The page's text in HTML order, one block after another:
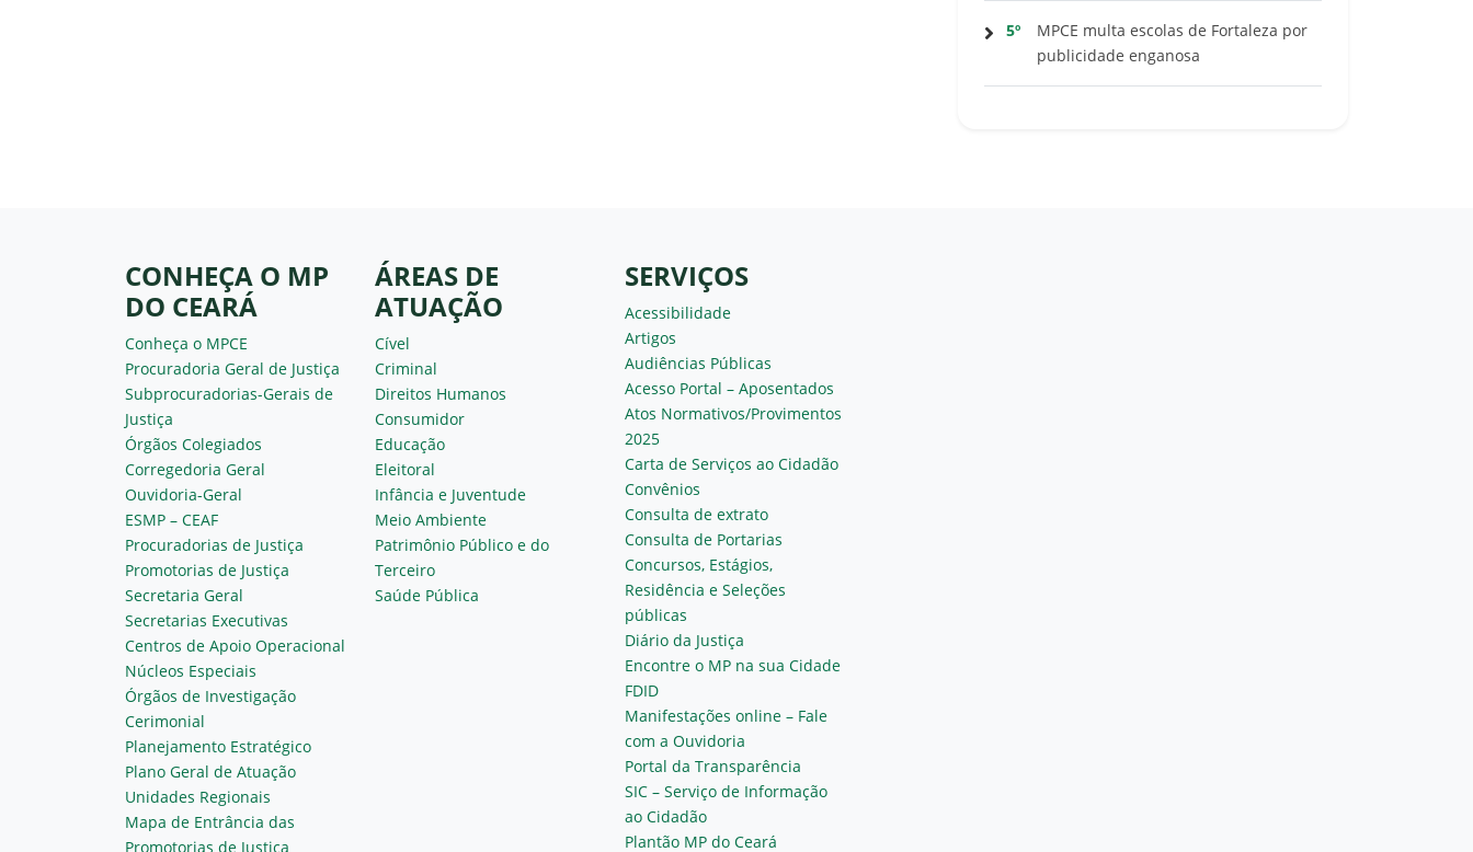
5º
MPCE multa escolas de Fortaleza por
publicidade enganosa
CONHEÇA O MP
DO CEARÁ
Conheça o MPCE
Procuradoria Geral de Justiça
Subprocuradorias-Gerais de
Justiça
Órgãos Colegiados
Corregedoria Geral
Ouvidoria-Geral
ESMP – CEAF
Procuradorias de Justiça
Promotorias de Justiça
Secretaria Geral
Secretarias Executivas
Centros de Apoio Operacional
Núcleos Especiais
Órgãos de Investigação
Cerimonial
Planejamento Estratégico
Plano Geral de Atuação
Unidades Regionais
Mapa de Entrância das
Promotorias de Justiça
ÁREAS DE
ATUAÇÃO
Cível
Criminal
Direitos Humanos
Consumidor
Educação
Eleitoral
Infância e Juventude
Meio Ambiente
Patrimônio Público e do
Terceiro
Saúde Pública
SERVIÇOS
Acessibilidade
Artigos
Audiências Públicas
Acesso Portal – Aposentados
Atos Normativos/Provimentos
2025
Carta de Serviços ao Cidadão
Convênios
Consulta de extrato
Consulta de Portarias
Concursos, Estágios,
Residência e Seleções
públicas
Diário da Justiça
Encontre o MP na sua Cidade
FDID
Manifestações online – Fale
com a Ouvidoria
Portal da Transparência
SIC – Serviço de Informação
ao Cidadão
Plantão MP do Ceará